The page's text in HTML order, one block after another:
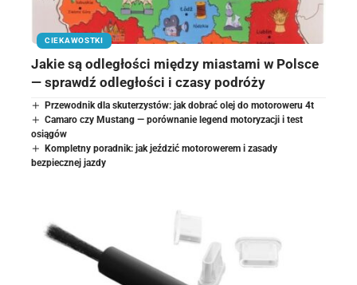
CIEKAWOSTKI
Jakie są odległości między miastami w Polsce
— sprawdź odległości i czasy podróży
Przewodnik dla skuterzystów: jak dobrać olej do motoroweru 4t
Camaro czy Mustang — porównanie legend motoryzacji i test
osiągów
Kompletny poradnik: jak jeździć motorowerem i zasady
bezpiecznej jazdy